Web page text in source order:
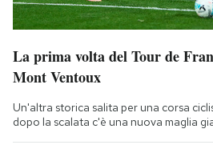
La prima volta del Tour de
Mont Ventoux
Un'altra storica salita per una corsa
dopo la scalata c'è una nuova maglia